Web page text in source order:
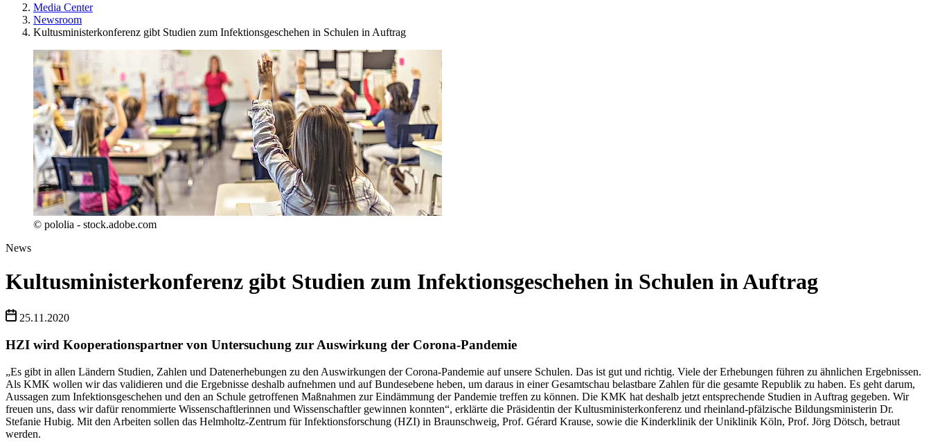
Media Center
Newsroom
Kultusministerkonferenz gibt Studien zum Infektionsgeschehen in Schulen in Auftrag
© pololia - stock.adobe.com
News
Kultusministerkonferenz gibt Studien zum Infektionsgeschehen in Schulen in Auftrag
25.11.2020
HZI wird Kooperationspartner von Untersuchung zur Auswirkung der Corona-Pandemie
„Es gibt in allen Ländern Studien, Zahlen und Datenerhebungen zu den Auswirkungen der Corona-Pandemie auf unsere Schulen. Das ist gut und richtig. Viele der Erhebungen führen zu ähnlichen Ergebnissen.
Als KMK wollen wir das validieren und die Ergebnisse deshalb aufnehmen und auf Bundesebene heben, um daraus in einer Gesamtschau belastbare Zahlen für die gesamte Republik zu haben. Es geht darum,
Aussagen zum Infektionsgeschehen und den an Schule getroffenen Maßnahmen zur Eindämmung der Pandemie treffen zu können. Die KMK hat deshalb jetzt entsprechende Studien in Auftrag gegeben. Wir
freuen uns, dass wir dafür renommierte Wissenschaftlerinnen und Wissenschaftler gewinnen konnten“, erklärte die Präsidentin der Kultusministerkonferenz und rheinland-pfälzische Bildungsministerin Dr.
Stefanie Hubig. Mit den Arbeiten sollen das Helmholtz-Zentrum für Infektionsforschung (HZI) in Braunschweig, Prof. Gérard Krause, sowie die Kinderklinik der Uniklinik Köln, Prof. Jörg Dötsch, betraut
werden.